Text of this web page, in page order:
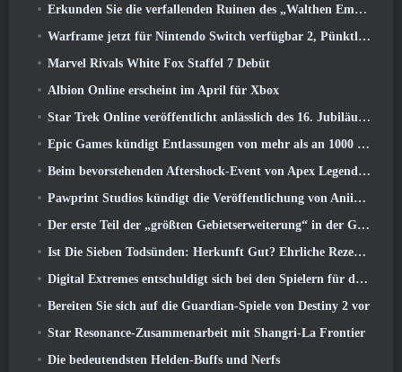
Erkunden Sie die verfallenden Ruinen des „Walthen Empire“ im nächsten großen Update von RAVEN2
Warframe jetzt für Nintendo Switch verfügbar 2, Pünktlich zum Start von Shadowgrapher
Marvel Rivals White Fox Staffel 7 Debüt
Albion Online erscheint im April für Xbox
Star Trek Online veröffentlicht anlässlich des 16. Jubiläums eine Minidokumentation über die Ursprünge der Föderation
Epic Games kündigt Entlassungen von mehr als an 1000 Mitarbeiter, Unter Berufung auf „Abschwung im Fortnite-Engagement“
Beim bevorstehenden Aftershock-Event von Apex Legends wird es elektrisierend
Pawprint Studios kündigt die Veröffentlichung von Aniimo für PlayStation an 5 Und der Epic Games Store bei Markteinführungen
Der erste Teil der „größten Gebietserweiterung“ in der Geschichte von RuneScape startet heute
Ist Die Sieben Todsünden: Herkunft Gut? Ehrliche Rezension
Digital Extremes entschuldigt sich bei den Spielern für den durch „schändliche Einladungen“ in Warframe verursachten Stress
Bereiten Sie sich auf die Guardian-Spiele von Destiny 2 vor
Star Resonance-Zusammenarbeit mit Shangri-La Frontier
Die bedeutendsten Helden-Buffs und Nerfs